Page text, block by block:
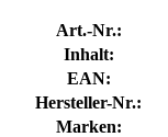
Art.-Nr.:
Inhalt:
EAN:
Hersteller-Nr.:
Marken: